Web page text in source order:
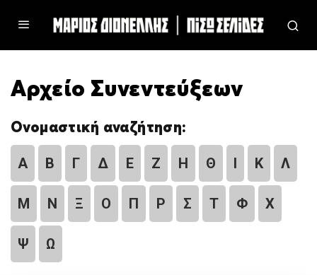
Αρχείο Συνεντεύξεων
Ονομαστική αναζήτηση:
Α Β Γ Δ Ε Ζ Η Θ Ι Κ Λ
Μ Ν Ξ Ο Π Ρ Σ Τ Φ Χ
Ψ Ω